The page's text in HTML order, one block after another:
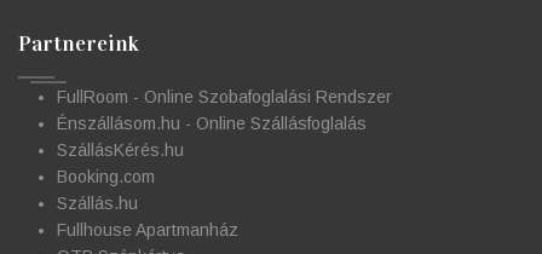
Partnereink
FullRoom - Online Szobafoglalási Rendszer
Énszállásom.hu - Online Szállásfoglalás
SzállásKérés.hu
Booking.com
Szállás.hu
Fullhouse Apartmanház